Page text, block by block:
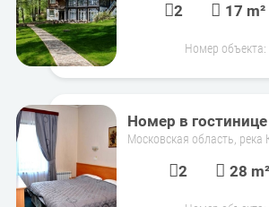
2 17 m²
Номер объекта:
Номер в
Московская область, река
2 28 m²